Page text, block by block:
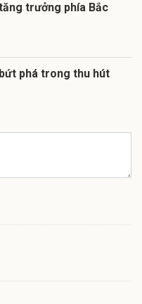
trưởng phía Bắc
phá trong thu hút